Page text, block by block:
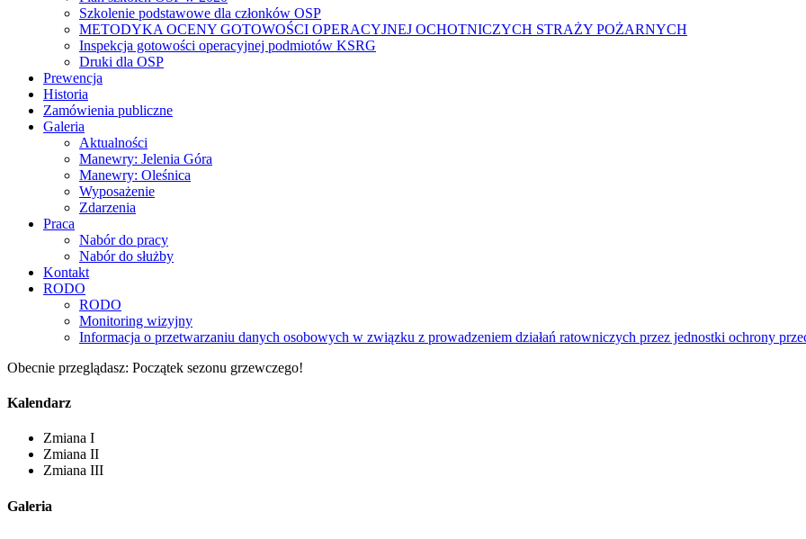
Szkolenie podstawowe dla członków OSP
METODYKA OCENY GOTOWOŚCI OPERACYJNEJ OCHOTNICZYCH STRAŻY POŻARNYCH
Inspekcja gotowości operacyjnej podmiotów KSRG
Druki dla OSP
Prewencja
Historia
Zamówienia publiczne
Galeria
Aktualności
Manewry: Jelenia Góra
Manewry: Oleśnica
Wyposażenie
Zdarzenia
Praca
Nabór do pracy
Nabór do służby
Kontakt
RODO
RODO
Monitoring wizyjny
Informacja o przetwarzaniu danych osobowych w związku z prowadzeniem działań ratowniczych przez jednostki ochrony
Obecnie przeglądasz: Początek sezonu grzewczego!
Kalendarz
Zmiana I
Zmiana II
Zmiana III
Galeria